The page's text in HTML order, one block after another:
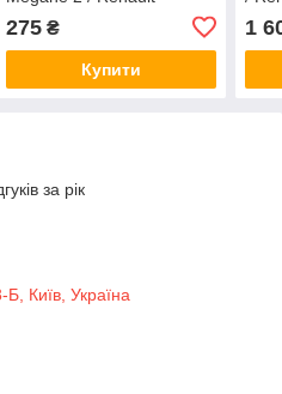
275₴
Купити
1
за рік
Київ, Україна